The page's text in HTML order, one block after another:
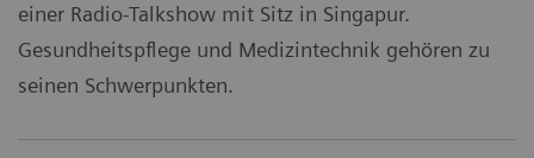
einer Radio-Talkshow mit Sitz in Singapur.
Gesundheitspflege und Medizintechnik gehören zu
seinen Schwerpunkten.